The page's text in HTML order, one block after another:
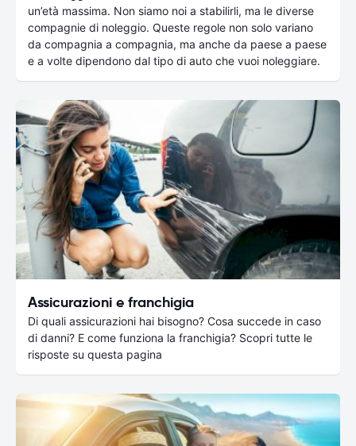
un’età massima. Non siamo noi a stabilirli, ma le diverse
compagnie di noleggio. Queste regole non solo variano
da compagnia a compagnia, ma anche da paese a paese
e a volte dipendono dal tipo di auto che vuoi noleggiare.
Assicurazioni e franchigia
Di quali assicurazioni hai bisogno? Cosa succede in caso
di danni? E come funziona la franchigia? Scopri tutte le
risposte su questa pagina